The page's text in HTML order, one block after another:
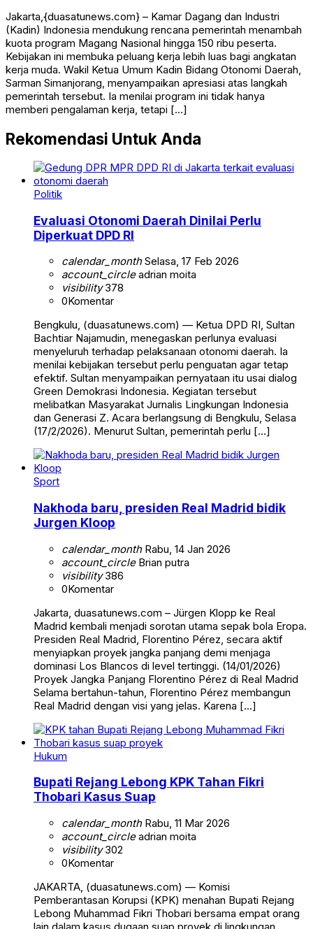
Jakarta,{duasatunews.com} – Kamar Dagang dan Industri
(Kadin) Indonesia mendukung rencana pemerintah menambah
kuota program Magang Nasional hingga 150 ribu peserta.
Kebijakan ini membuka peluang kerja lebih luas bagi angkatan
kerja muda. Wakil Ketua Umum Kadin Bidang Otonomi Daerah,
Sarman Simanjorang, menyampaikan apresiasi atas langkah
pemerintah tersebut. Ia menilai program ini tidak hanya
memberi pengalaman kerja, tetapi […]
Rekomendasi Untuk Anda
Politik
Evaluasi Otonomi Daerah Dinilai Perlu
Diperkuat DPD RI
calendar_monthSelasa, 17 Feb 2026
account_circleadrian moita
visibility378
0Komentar
Bengkulu, (duasatunews.com) — Ketua DPD RI, Sultan
Bachtiar Najamudin, menegaskan perlunya evaluasi
menyeluruh terhadap pelaksanaan otonomi daerah. Ia
menilai kebijakan tersebut perlu penguatan agar tetap
efektif. Sultan menyampaikan pernyataan itu usai dialog
Green Demokrasi Indonesia. Kegiatan tersebut
melibatkan Masyarakat Jurnalis Lingkungan Indonesia
dan Generasi Z. Acara berlangsung di Bengkulu, Selasa
(17/2/2026). Menurut Sultan, pemerintah perlu […]
Sport
Nakhoda baru, presiden Real Madrid bidik
Jurgen Kloop
calendar_monthRabu, 14 Jan 2026
account_circleBrian putra
visibility386
0Komentar
Jakarta, duasatunews.com – Jürgen Klopp ke Real
Madrid kembali menjadi sorotan utama sepak bola Eropa.
Presiden Real Madrid, Florentino Pérez, secara aktif
menyiapkan proyek jangka panjang demi menjaga
dominasi Los Blancos di level tertinggi. (14/01/2026)
Proyek Jangka Panjang Florentino Pérez di Real Madrid
Selama bertahun-tahun, Florentino Pérez membangun
Real Madrid dengan visi yang jelas. Karena […]
Hukum
Bupati Rejang Lebong KPK Tahan Fikri
Thobari Kasus Suap
calendar_monthRabu, 11 Mar 2026
account_circleadrian moita
visibility302
0Komentar
JAKARTA, (duasatunews.com) — Komisi
Pemberantasan Korupsi (KPK) menahan Bupati Rejang
Lebong Muhammad Fikri Thobari bersama empat orang
lain dalam kasus dugaan suap proyek di lingkungan